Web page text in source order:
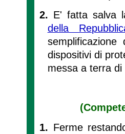
2. E' fatta salva
della
dispositivi di
messa a terra
1. Ferme